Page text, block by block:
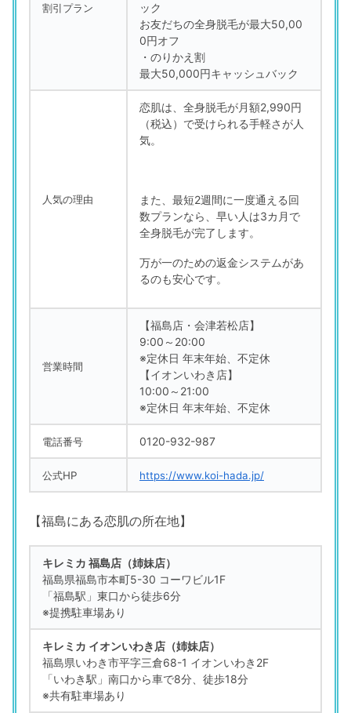
割引プラン
ック
お友だちの全身脱毛が最大50,00
0円オフ
・のりかえ割
最大50,000円キャッシュバック
人気の理由
恋肌は、全身脱毛が月額2,990円
（税込）で受けられる手軽さが人
気。
また、最短2週間に一度通える回
数プランなら、早い人は3カ月で
全身脱毛が完了します。
万が一のための返金システムがあ
るのも安心です。
営業時間
【福島店・会津若松店】
9:00～20:00
※定休日 年末年始、不定休
【イオンいわき店】
10:00～21:00
※定休日 年末年始、不定休
電話番号 0120-932-987
公式HP https://www.koi-hada.jp/
【福島にある恋肌の所在地】
キレミカ 福島店（姉妹店）
福島県福島市本町5-30 コーワビル1F
「福島駅」東口から徒歩6分
※提携駐車場あり
キレミカ イオンいわき店（姉妹店）
福島県いわき市平字三倉68-1 イオンいわき2F
「いわき駅」南口から車で8分、徒歩18分
※共有駐車場あり